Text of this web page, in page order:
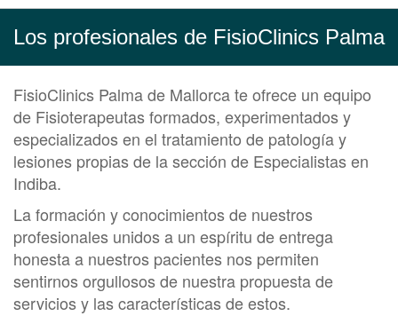
Los profesionales de FisioClinics Palma
FisioClinics Palma de Mallorca te ofrece un equipo
de Fisioterapeutas formados, experimentados y
especializados en el tratamiento de patología y
lesiones propias de la sección de Especialistas en
Indiba.
La formación y conocimientos de nuestros
profesionales unidos a un espíritu de entrega
honesta a nuestros pacientes nos permiten
sentirnos orgullosos de nuestra propuesta de
servicios y las características de estos.